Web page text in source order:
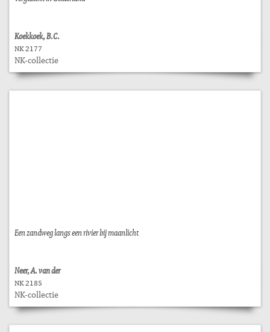
Koekkoek, B.C.
NK 2177
NK-collectie
Een zandweg langs een rivier bij maanlicht
Neer, A. van der
NK 2185
NK-collectie